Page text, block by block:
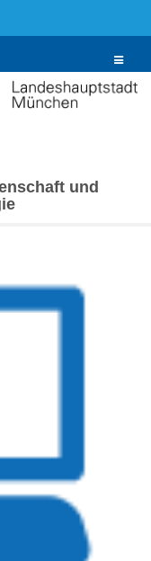
Toggle
und